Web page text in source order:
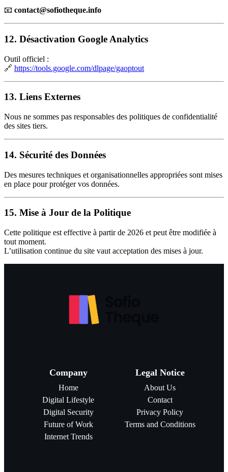
📧 contact@sofiotheque.info
12. Désactivation Google Analytics
Outil officiel :
🔗 https://tools.google.com/dlpage/gaoptout
13. Liens Externes
Nous ne sommes pas responsables des politiques de confidentialité
des sites tiers.
14. Sécurité des Données
Des mesures techniques et organisationnelles appropriées sont mises
en place pour protéger vos données.
15. Mise à Jour de la Politique
Cette politique est effective à partir de 2026 et peut être modifiée à
tout moment.
L’utilisation continue du site vaut acceptation des mises à jour.
Company
Home
Digital Lifestyle
Digital Security
Future of Work
Internet Trends
Legal Notice
About Us
Contact
Privacy Policy
Terms and Conditions